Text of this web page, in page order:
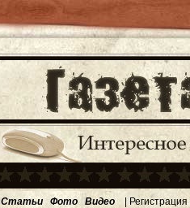
Статьи Фото Видео | Регистрация